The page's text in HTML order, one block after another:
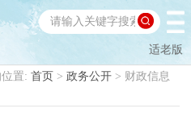
适老版
置: 首页 > 政务公开 > 财政信息